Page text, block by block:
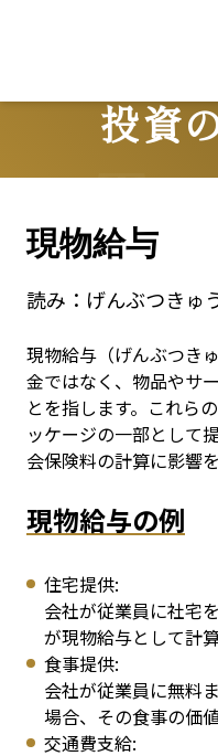
投資
現物給与
読み： げんぶつきゅ
現物給与（げんぶつき
金ではなく、物品やサ
とを指します。これら
ッケージの一部として
会保険料の計算に影響を
現物給与の例
住宅提供:
会社が従業員に社宅
が現物給与として計算
食事提供:
会社が従業員に無料
場合、その食事の価
交通費支給: